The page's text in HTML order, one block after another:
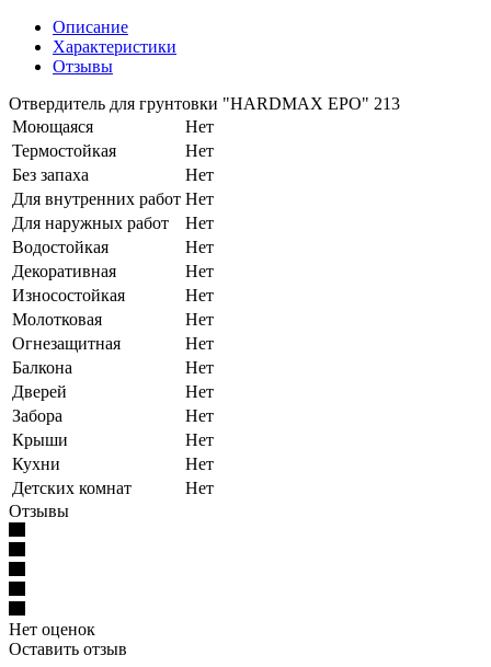
Описание
Характеристики
Отзывы
Отвердитель для грунтовки "HARDMAX EPO" 213
Моющаяся
Нет
Термостойкая
Нет
Без запаха
Нет
Для внутренних работ Нет
Для наружных работ
Нет
Водостойкая
Нет
Декоративная
Нет
Износостойкая
Нет
Молотковая
Нет
Огнезащитная
Нет
Балкона
Нет
Дверей
Нет
Забора
Нет
Крыши
Нет
Кухни
Нет
Детских комнат
Нет
Отзывы
Нет оценок
Оставить отзыв